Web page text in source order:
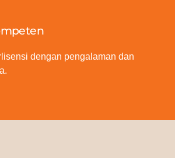
dengan pengalaman dan